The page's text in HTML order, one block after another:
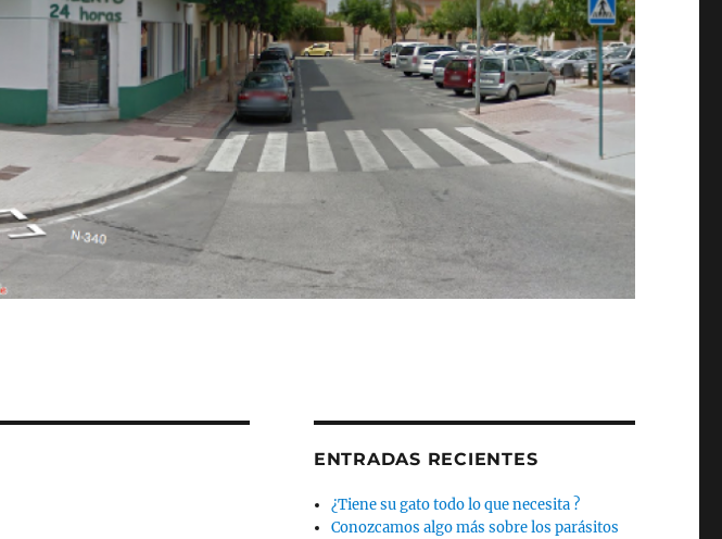
ENTRADAS RECIENTES
¿Tiene su gato todo lo que necesita ?
Conozcamos algo más sobre los parásitos